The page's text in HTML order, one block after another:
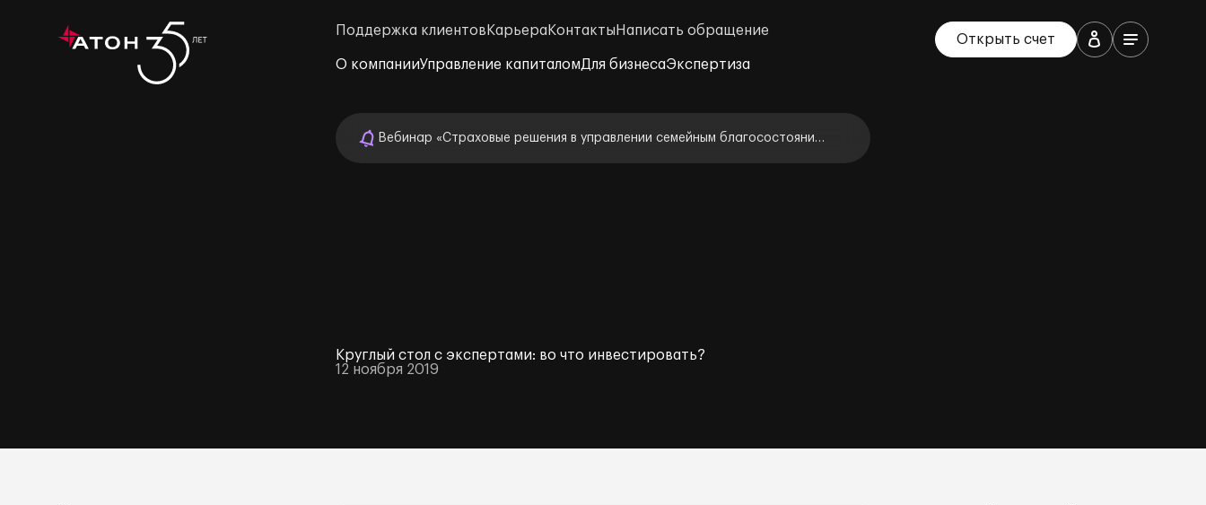
Поддержка клиентов Карьера Контакты Написать обращение
О компанииУправление капиталомДля бизнесаЭкспертиза
Открыть счет
Вебинар «Страховые решения в управлении семейным благосостояние
Круглый стол с экспертами: во что инвестировать?
12 ноября 2019